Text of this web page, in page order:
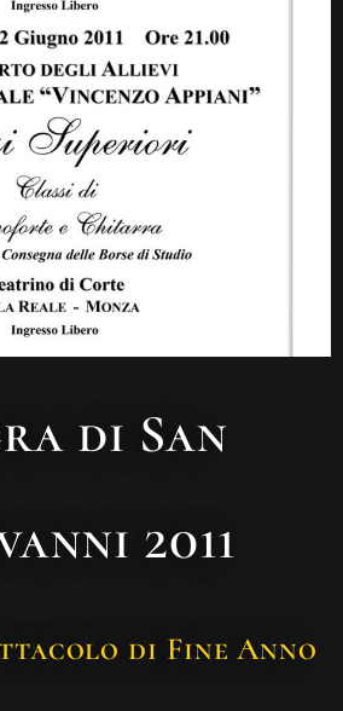
di San
2011
di Fine Anno